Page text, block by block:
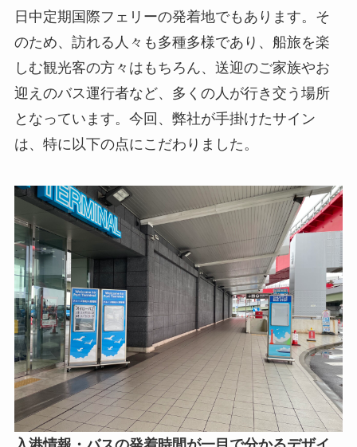
日中定期国際フェリーの発着地でもあります。そ
のため、訪れる人々も多種多様であり、船旅を楽
しむ観光客の方々はもちろん、送迎のご家族やお
迎えのバス運行者など、多くの人が行き交う場所
となっています。今回、弊社が手掛けたサイン
は、特に以下の点にこだわりました。